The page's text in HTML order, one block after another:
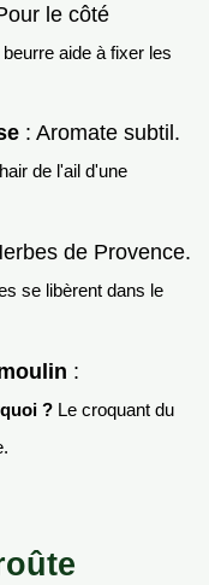
le côté
aide à fixer les
: Aromate subtil.
de l'ail d'une
de Provence.
se libèrent dans le
:
? Le croquant du